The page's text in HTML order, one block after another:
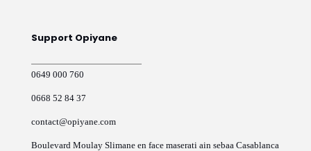
Support Opiyane
0649 000 760
0668 52 84 37
contact@opiyane.com
Boulevard Moulay Slimane en face maserati ain sebaa Casablanca